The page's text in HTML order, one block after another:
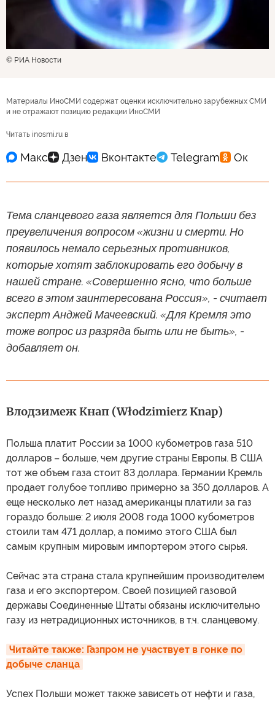
© РИА Новости
Материалы ИноСМИ содержат оценки исключительно зарубежных СМИ
и не отражают позицию редакции ИноСМИ
Читать inosmi.ru в
Тема сланцевого газа является для Польши без
преувеличения вопросом «жизни и смерти. Но
появилось немало серьезных противников,
которые хотят заблокировать его добычу в
нашей стране. «Совершенно ясно, что больше
всего в этом заинтересована Россия», - считает
эксперт Анджей Мачеевский. «Для Кремля это
тоже вопрос из разряда быть или не быть», -
добавляет он.
Влодзимеж Кнап (Włodzimierz Knap)
Польша платит России за 1000 кубометров газа 510
долларов – больше, чем другие страны Европы. В США
тот же объем газа стоит 83 доллара. Германии Кремль
продает голубое топливо примерно за 350 долларов. А
еще несколько лет назад американцы платили за газ
гораздо больше: 2 июля 2008 года 1000 кубометров
стоили там 471 доллар, а помимо этого США был
самым крупным мировым импортером этого сырья.
Сейчас эта страна стала крупнейшим производителем
газа и его экспортером. Своей позицией газовой
державы Соединенные Штаты обязаны исключительно
газу из нетрадиционных источников, в т.ч. сланцевому.
Читайте также: Газпром не участвует в гонке по
добыче сланца
Успех Польши может также зависеть от нефти и газа,